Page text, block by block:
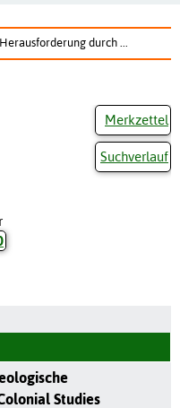
durch ...
Merkzettel
Suchverlauf
Studies